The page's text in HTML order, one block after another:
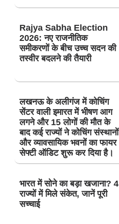
Rajya Sabha Election
2026: नए राजनीतिक
समीकरणों के बीच उच्च सदन की
तस्वीर बदलने की तैयारी
लखनऊ के अलीगंज में कोचिंग
सेंटर वाली इमारत में भीषण आग
लगने और 15 लोगों की मौत के
बाद कई राज्यों ने कोचिंग संस्थानों
और व्यावसायिक भवनों का फायर
सेफ्टी ऑडिट शुरू कर दिया है।
भारत में सोने का बड़ा खजाना? 4
राज्यों में मिले संकेत, जानें पूरी
सच्चाई